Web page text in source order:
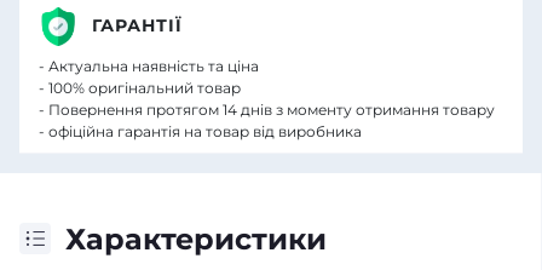
Характеристики
ГАРАНТІЇ
- Актуальна наявність та ціна
- 100% оригінальний товар
- Повернення протягом 14 днів з моменту отримання товару
- офіційна гарантія на товар від виробника